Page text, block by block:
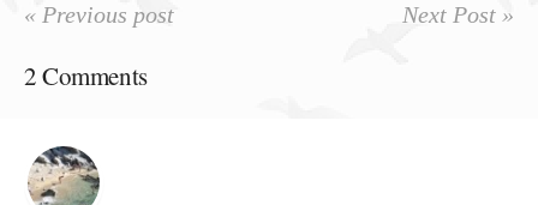
« Previous post Next Post »
2 Comments